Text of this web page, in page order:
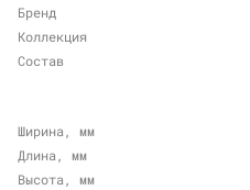
Бренд
Коллекция
Состав
Ширина, мм
Длина, мм
Высота, мм